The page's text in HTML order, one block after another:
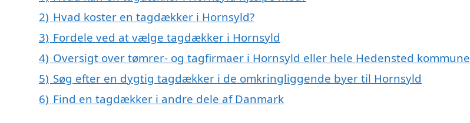
2) Hvad koster en tagdækker i Hornsyld?
3) Fordele ved at vælge tagdækker i Hornsyld
4) Oversigt over tømrer- og tagfirmaer i Hornsyld eller hele Hedensted kommune
5) Søg efter en dygtig tagdækker i de omkringliggende byer til Hornsyld
6) Find en tagdækker i andre dele af Danmark